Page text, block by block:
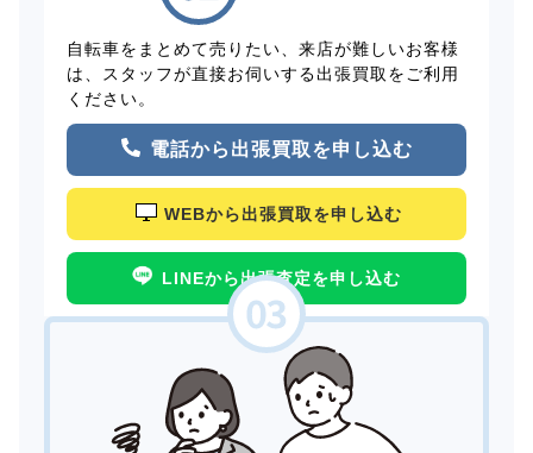
自転車をまとめて売りたい、来店が難しいお客様
は、スタッフが直接お伺いする出張買取をご利用
ください。
電話から出張買取を申し込む
WEBから出張買取を申し込む
LINEから出張査定を申し込む